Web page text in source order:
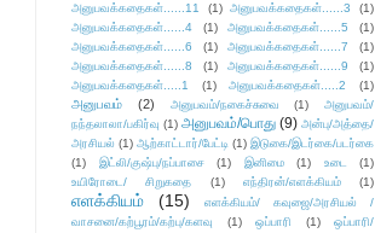
அனுபவக்கதைகள்......11
(1) அனுபவக்கதைகள்......3
(1)
அனுபவக்கதைகள்......4
(1) அனுபவக்கதைகள்......5
(1)
அனுபவக்கதைகள்......6
(1) அனுபவக்கதைகள்......7
(1)
அனுபவக்கதைகள்......8
(1) அனுபவக்கதைகள்......9
(1)
அனுபவக்கதைகள்.....1
(1) அனுபவக்கதைகள்.....2 (1)
அனுபவம் (2) அனுபவம்/நகைச்சுவை (1)
அனுபவம்/
நந்தலாலா/பகிர்வு (1) அனுபவம்/பொது (9) அன்பு/அத்தை/
அரசியல் (1) ஆற்காட்டார்/பேட்டி (1) இடுகை/இடர்கை/படர்கை
(1)
இட்லி/குஷ்பு/நப்பாசை (1) இனிமை (1) உடை
(1)
உயிரோடை/ சிறுகதை
(1) எந்திரன்/எளக்கியம் (1)
எளக்கியம் (15)
எளக்கியம்/ கவுஜை/அரசியல் /
வாசனை/கற்பூரம்/கற்பு/களவு
(1) ஒப்பாரி (1)
ஒப்பாரி/